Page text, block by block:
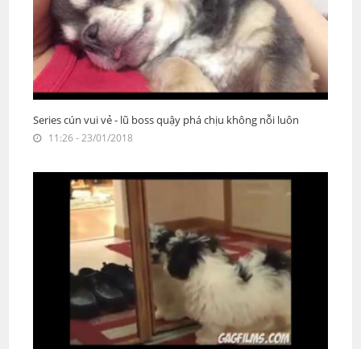
Series cún vui vẻ - lũ boss quậy phá chịu không nỗi luôn
11:26 - 23/01/2018